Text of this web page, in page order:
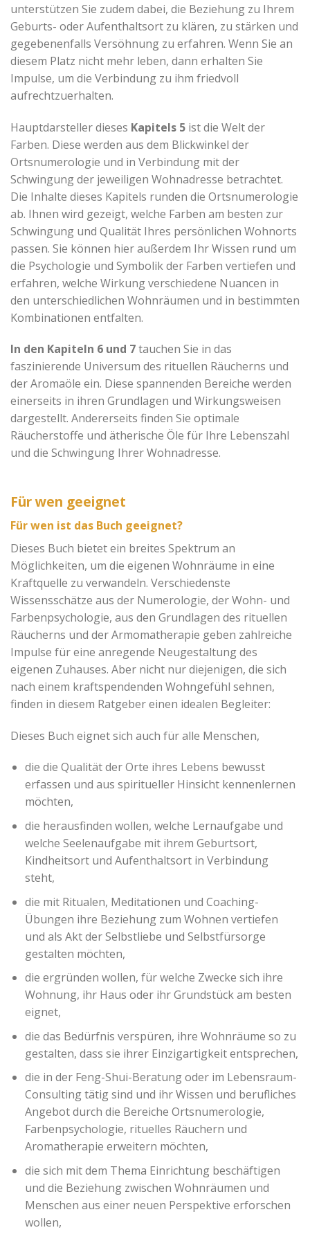
unterstützen Sie zudem dabei, die Beziehung zu Ihrem
Geburts- oder Aufenthaltsort zu klären, zu stärken und
gegebenenfalls Versöhnung zu erfahren. Wenn Sie an
diesem Platz nicht mehr leben, dann erhalten Sie
Impulse, um die Verbindung zu ihm friedvoll
aufrechtzuerhalten.
Hauptdarsteller dieses Kapitels 5 ist die Welt der
Farben. Diese werden aus dem Blickwinkel der
Ortsnumerologie und in Verbindung mit der
Schwingung der jeweiligen Wohnadresse betrachtet.
Die Inhalte dieses Kapitels runden die Ortsnumerologie
ab. Ihnen wird gezeigt, welche Farben am besten zur
Schwingung und Qualität Ihres persönlichen Wohnorts
passen. Sie können hier außerdem Ihr Wissen rund um
die Psychologie und Symbolik der Farben vertiefen und
erfahren, welche Wirkung verschiedene Nuancen in
den unterschiedlichen Wohnräumen und in bestimmten
Kombinationen entfalten.
In den Kapiteln 6 und 7tauchen Sie in das
faszinierende Universum des rituellen Räucherns und
der Aromaöle ein. Diese spannenden Bereiche werden
einerseits in ihren Grundlagen und Wirkungsweisen
dargestellt. Andererseits finden Sie optimale
Räucherstoffe und ätherische Öle für Ihre Lebenszahl
und die Schwingung Ihrer Wohnadresse.
Für wen geeignet
Für wen ist das Buch geeignet?
Dieses Buch bietet ein breites Spektrum an
Möglichkeiten, um die eigenen Wohnräume in eine
Kraftquelle zu verwandeln. Verschiedenste
Wissensschätze aus der Numerologie, der Wohn- und
Farbenpsychologie, aus den Grundlagen des rituellen
Räucherns und der Armomatherapie geben zahlreiche
Impulse für eine anregende Neugestaltung des
eigenen Zuhauses. Aber nicht nur diejenigen, die sich
nach einem kraftspendenden Wohngefühl sehnen,
finden in diesem Ratgeber einen idealen Begleiter:
Dieses Buch eignet sich auch für alle Menschen,
die die Qualität der Orte ihres Lebens bewusst
erfassen und aus spiritueller Hinsicht kennenlernen
möchten,
die herausfinden wollen, welche Lernaufgabe und
welche Seelenaufgabe mit ihrem Geburtsort,
Kindheitsort und Aufenthaltsort in Verbindung
steht,
die mit Ritualen, Meditationen und Coaching-
Übungen ihre Beziehung zum Wohnen vertiefen
und als Akt der Selbstliebe und Selbstfürsorge
gestalten möchten,
die ergründen wollen, für welche Zwecke sich ihre
Wohnung, ihr Haus oder ihr Grundstück am besten
eignet,
die das Bedürfnis verspüren, ihre Wohnräume so zu
gestalten, dass sie ihrer Einzigartigkeit entsprechen,
die in der Feng-Shui-Beratung oder im Lebensraum-
Consulting tätig sind und ihr Wissen und berufliches
Angebot durch die Bereiche Ortsnumerologie,
Farbenpsychologie, rituelles Räuchern und
Aromatherapie erweitern möchten,
die sich mit dem Thema Einrichtung beschäftigen
und die Beziehung zwischen Wohnräumen und
Menschen aus einer neuen Perspektive erforschen
wollen,